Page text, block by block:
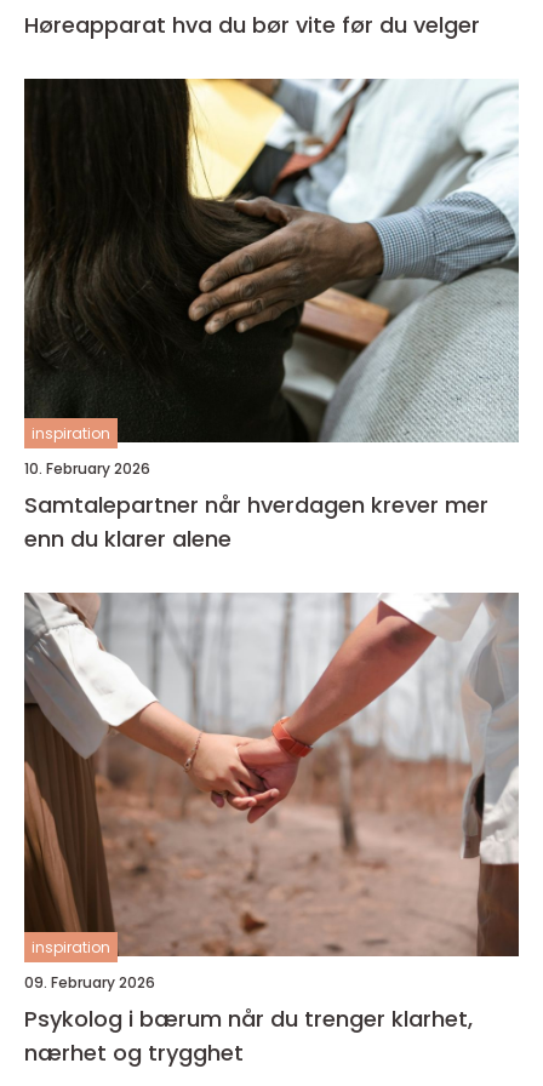
Høreapparat hva du bør vite før du velger
inspiration
10. February 2026
Samtalepartner når hverdagen krever mer
enn du klarer alene
inspiration
09. February 2026
Psykolog i bærum når du trenger klarhet,
nærhet og trygghet